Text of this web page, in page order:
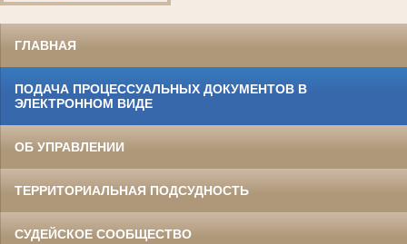
ГЛАВНАЯ
ПОДАЧА ПРОЦЕССУАЛЬНЫХ ДОКУМЕНТОВ В
ЭЛЕКТРОННОМ ВИДЕ
ОБ УПРАВЛЕНИИ
ТЕРРИТОРИАЛЬНАЯ ПОДСУДНОСТЬ
СУДЕЙСКОЕ СООБЩЕСТВО